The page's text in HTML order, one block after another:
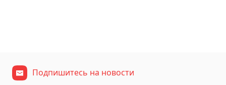
Подпишитесь на новости